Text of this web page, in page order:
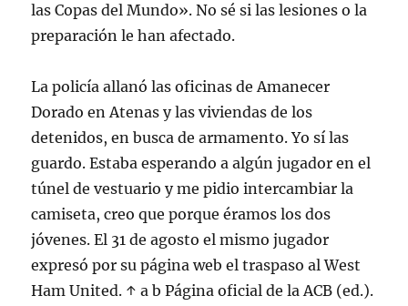
las Copas del Mundo». No sé si las lesiones o la
preparación le han afectado.
La policía allanó las oficinas de Amanecer
Dorado en Atenas y las viviendas de los
detenidos, en busca de armamento. Yo sí las
guardo. Estaba esperando a algún jugador en el
túnel de vestuario y me pidio intercambiar la
camiseta, creo que porque éramos los dos
jóvenes. El 31 de agosto el mismo jugador
expresó por su página web el traspaso al West
Ham United. ↑ a b Página oficial de la ACB (ed.).